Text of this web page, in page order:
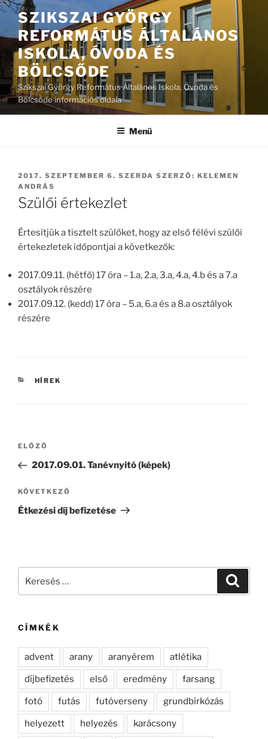
Tartalomhoz
SZIKSZAI GYÖRGY
REFORMÁTUS ÁLTALÁNOS
ISKOLA, ÓVODA ÉS
BÖLCSŐDE
Szikszai György Református Általános Iskola, Óvoda és
Bölcsőde információs oldala
Menü
BEKÜLDVE:
2017. SZEPTEMBER 6. SZERDA SZERZŐ: KELEMEN
ANDRÁS
Szülői értekezlet
Értesítjük a tisztelt szülőket, hogy az első félévi szülői
értekezletek időpontjai a következők:
2017.09.11. (hétfő) 17 óra – 1.a, 2.a, 3.a, 4.a, 4.b és a 7.a
osztályok részére
2017.09.12. (kedd) 17 óra – 5.a, 6.a és a 8.a osztályok
részére
KATEGÓRIÁK
HÍREK
Bejegyzés
Korábbi
bejegyzés
ELŐZŐ
2017.09.01. Tanévnyitó (képek)
Következő
bejegyzés
KÖVETKEZŐ
Étkezési díj befizetése
CÍMKÉK
advent arany aranyérem atlétika
díjbefizetés első eredmény farsang
fotó futás futóverseny grundbírkózás
helyezett helyezés karácsony